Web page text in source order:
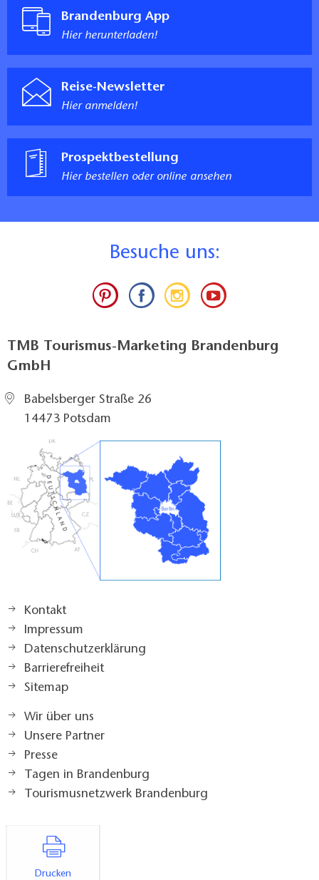
Brandenburg App
Hier herunterladen!
Reise-Newsletter
Hier anmelden!
Prospektbestellung
Hier bestellen oder online ansehen
Besuche uns:
TMB Tourismus-Marketing Brandenburg
GmbH
Babelsberger Straße 26
14473 Potsdam
Kontakt
Impressum
Datenschutzerklärung
Barrierefreiheit
Sitemap
Wir über uns
Unsere Partner
Presse
Tagen in Brandenburg
Tourismusnetzwerk Brandenburg
Drucken